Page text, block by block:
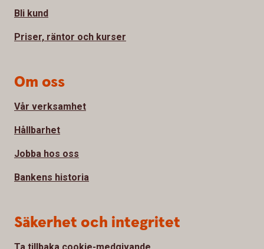
Bli kund
Priser, räntor och kurser
Om oss
Vår verksamhet
Hållbarhet
Jobba hos oss
Bankens historia
Säkerhet och integritet
Ta tillbaka cookie-medgivande